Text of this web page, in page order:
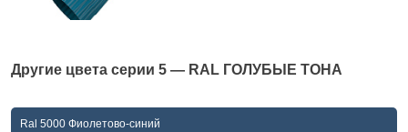
Другие цвета серии 5 — RAL ГОЛУБЫЕ ТОНА
Ral 5000 Фиолетово-синий